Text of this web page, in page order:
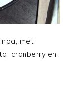
met
cranberry en